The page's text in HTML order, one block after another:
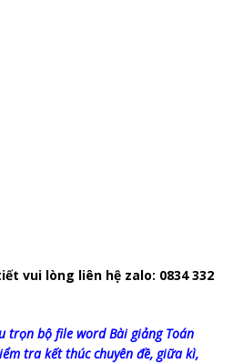
vui lòng liên hệ zalo: 0834 332
trọn bộ file word Bài giảng Toán
tra kết thúc chuyên đề, giữa kì,